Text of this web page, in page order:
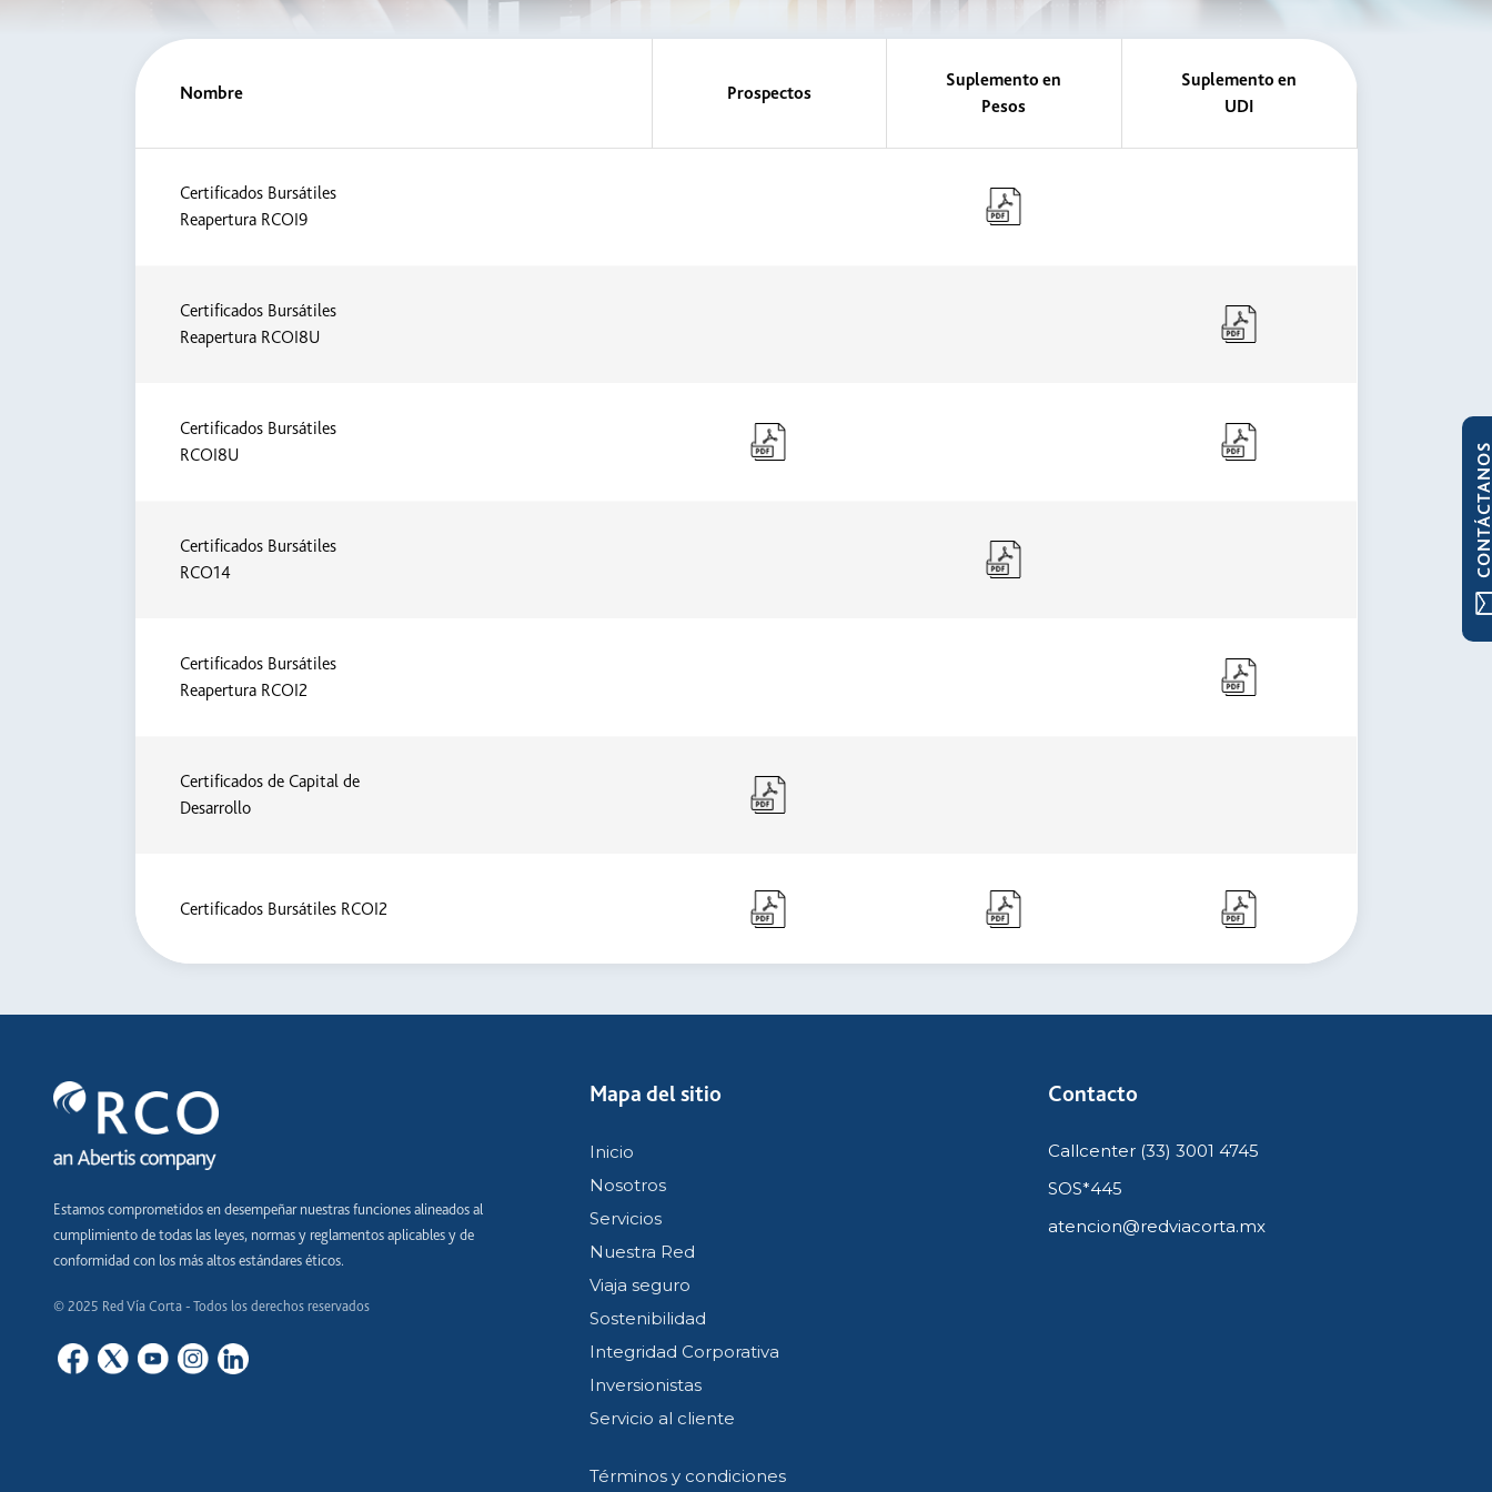
Nombre Prospectos
Suplemento en
Pesos
Suplemento en
UDI
Certificados Bursátiles
Reapertura RCOI9
Certificados Bursátiles
Reapertura RCOI8U
Certificados Bursátiles
RCOI8U
Certificados Bursátiles
RCO14
Certificados Bursátiles
Reapertura RCOI2
Certificados de Capital de
Desarrollo
Certificados Bursátiles RCOI2
Estamos comprometidos en desempeñar nuestras funciones alineados al
cumplimiento de todas las leyes, normas y reglamentos aplicables y de
conformidad con los más altos estándares éticos.
© 2025 Red Vía Corta - Todos los derechos reservados
Mapa del sitio
Inicio
Nosotros
Servicios
Nuestra Red
Viaja seguro
Sostenibilidad
Integridad Corporativa
Inversionistas
Servicio al cliente
Términos y condiciones
Contacto
Callcenter (33) 3001 4745
SOS*445
atencion@redviacorta.mx